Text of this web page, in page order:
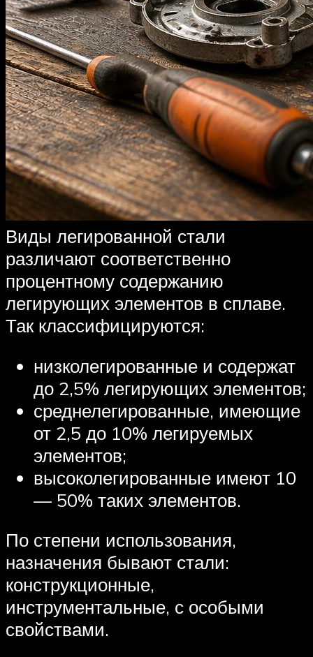
Виды легированной стали
различают соответственно
процентному содержанию
легирующих элементов в сплаве.
Так классифицируются:
низколегированные и содержат
до 2,5% легирующих элементов;
среднелегированные, имеющие
от 2,5 до 10% легируемых
элементов;
высоколегированные имеют 10
— 50% таких элементов.
По степени использования,
назначения бывают стали:
конструкционные,
инструментальные, с особыми
свойствами.